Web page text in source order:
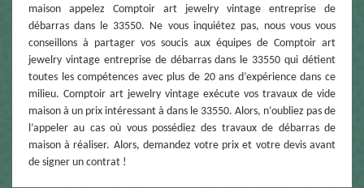
maison appelez Comptoir art jewelry vintage entreprise de
débarras dans le 33550. Ne vous inquiétez pas, nous vous vous
conseillons à partager vos soucis aux équipes de Comptoir art
jewelry vintage entreprise de débarras dans le 33550 qui détient
toutes les compétences avec plus de 20 ans d’expérience dans ce
milieu. Comptoir art jewelry vintage exécute vos travaux de vide
maison à un prix intéressant à dans le 33550. Alors, n’oubliez pas de
l’appeler au cas où vous possédiez des travaux de débarras de
maison à réaliser. Alors, demandez votre prix et votre devis avant
de signer un contrat !